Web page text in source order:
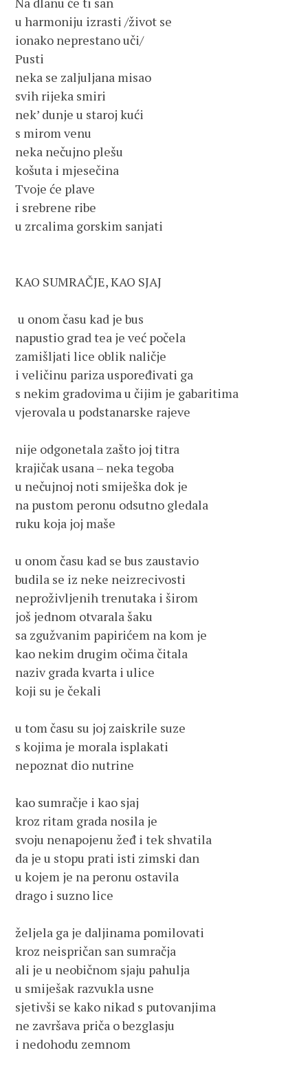
u harmoniju izrasti /život se
ionako neprestano uči/
Pusti
neka se zaljuljana misao
svih rijeka smiri
nek’ dunje u staroj kući
s mirom venu
neka nečujno plešu
košuta i mjesečina
Tvoje će plave
i srebrene ribe
u zrcalima gorskim sanjati
KAO SUMRAČJE, KAO SJAJ
u onom času kad je bus
napustio grad tea je već počela
zamišljati lice oblik naličje
i veličinu pariza uspoređivati ga
s nekim gradovima u čijim je gabaritima
vjerovala u podstanarske rajeve
nije odgonetala zašto joj titra
krajičak usana – neka tegoba
u nečujnoj noti smiješka dok je
na pustom peronu odsutno gledala
ruku koja joj maše
u onom času kad se bus zaustavio
budila se iz neke neizrecivosti
neproživljenih trenutaka i širom
još jednom otvarala šaku
sa zgužvanim papirićem na kom je
kao nekim drugim očima čitala
naziv grada kvarta i ulice
koji su je čekali
u tom času su joj zaiskrile suze
s kojima je morala isplakati
nepoznat dio nutrine
kao sumračje i kao sjaj
kroz ritam grada nosila je
svoju nenapojenu žeđ i tek shvatila
da je u stopu prati isti zimski dan
u kojem je na peronu ostavila
drago i suzno lice
željela ga je daljinama pomilovati
kroz neispričan san sumračja
ali je u neobičnom sjaju pahulja
u smiješak razvukla usne
sjetivši se kako nikad s putovanjima
ne završava priča o bezglasju
i nedohodu zemnom